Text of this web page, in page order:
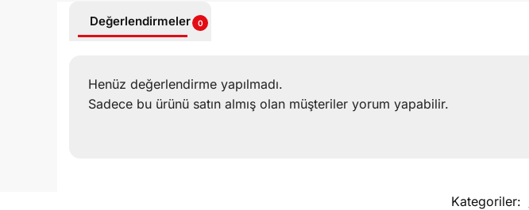
Değerlendirmeler 0
Henüz değerlendirme yapılmadı.
Sadece bu ürünü satın almış olan müşteriler yorum yapabilir.
Kategoriler: